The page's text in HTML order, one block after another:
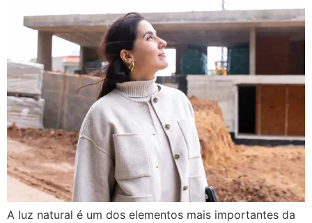
A luz natural é um dos elementos mais importantes da